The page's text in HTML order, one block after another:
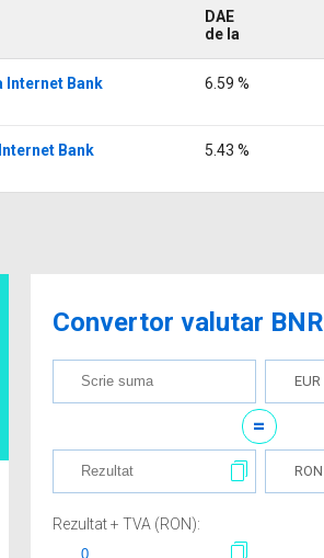
DAE
de la
Internet Bank 6.59 %
Bank 5.43 %
Convertor valutar BNR
EUR
=
RON
Rezultat + TVA (RON):